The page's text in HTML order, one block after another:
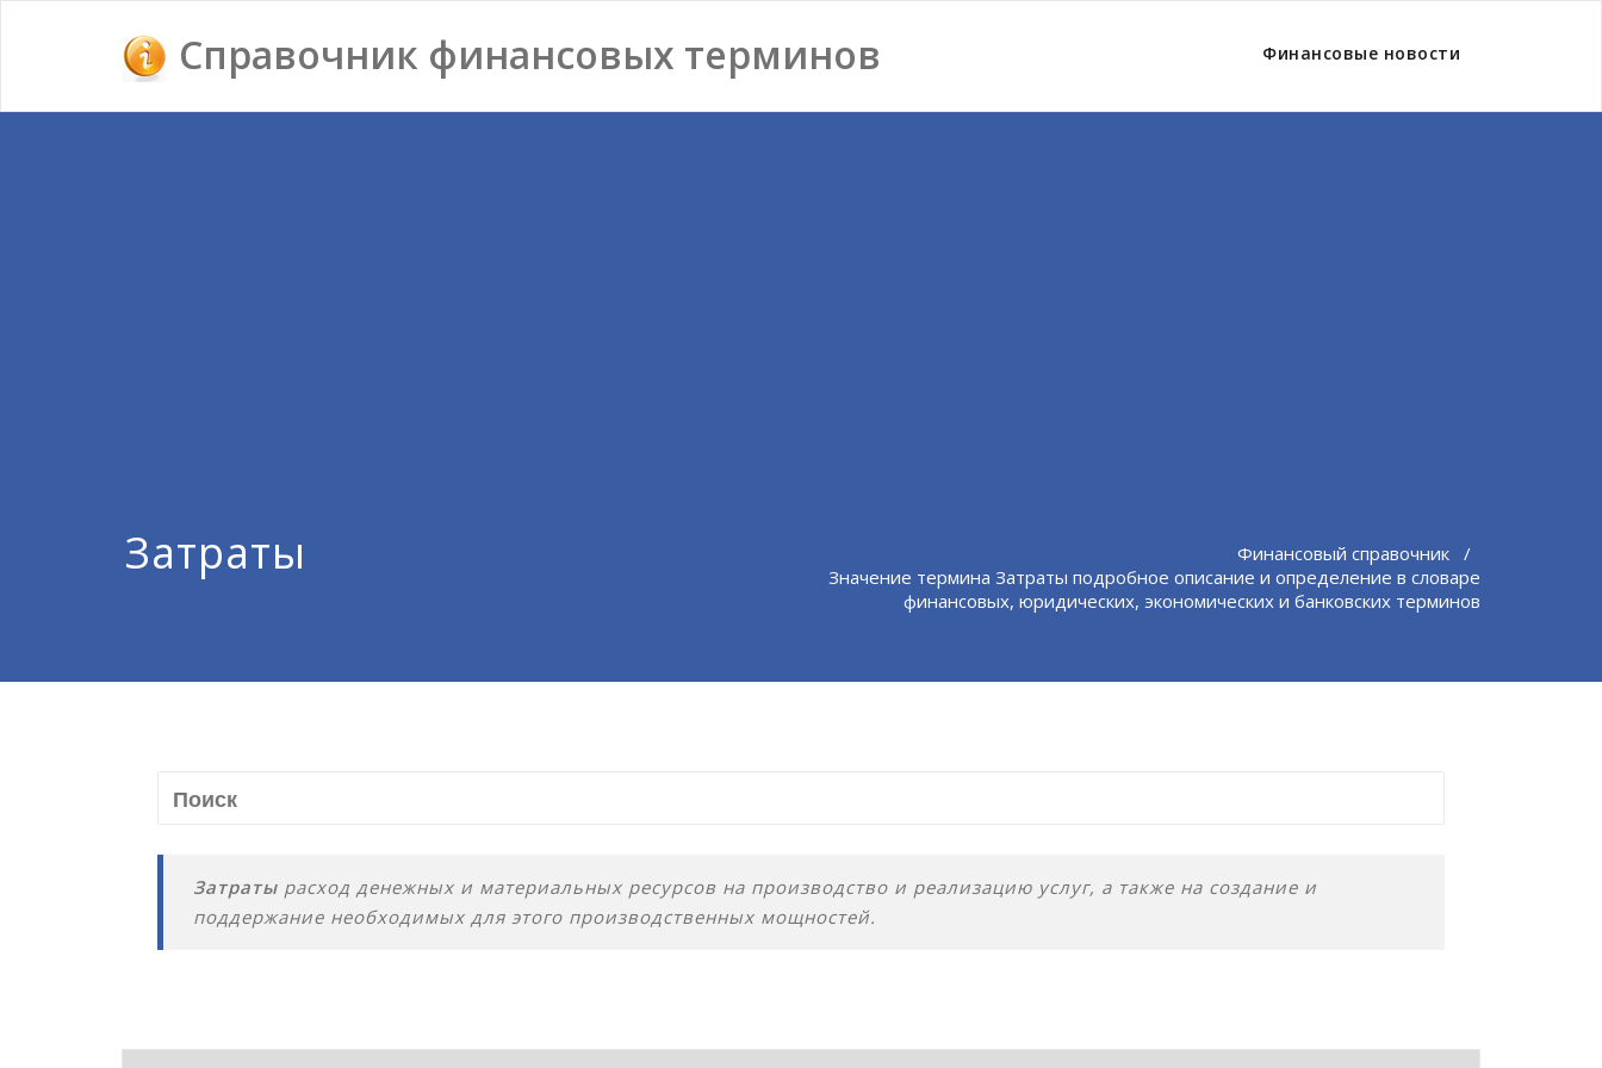
Справочник финансовых терминов Финансовые новости
Затраты Финансовый справочник /
Значение термина Затраты подробное описание и определение в словаре
финансовых, юридических, экономических и банковских терминов
Затратырасход денежных и материальных ресурсов на производство и реализацию услуг, а также на создание и
поддержание необходимых для этого производственных мощностей.